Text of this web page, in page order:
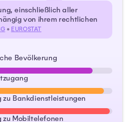
einschließlich aller
von ihrem rechtlichen
• EUROSTAT
Bevölkerung
zu Bankdienstleistungen
zu Mobiltelefonen